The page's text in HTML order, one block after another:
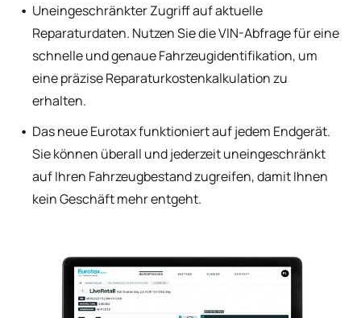
Uneingeschränkter Zugriff auf aktuelle
Reparaturdaten. Nutzen Sie die VIN-Abfrage für eine
schnelle und genaue Fahrzeugidentifikation, um
eine präzise Reparaturkostenkalkulation zu
erhalten.
Das neue Eurotax funktioniert auf jedem Endgerät.
Sie können überall und jederzeit uneingeschränkt
auf Ihren Fahrzeugbestand zugreifen, damit Ihnen
kein Geschäft mehr entgeht.